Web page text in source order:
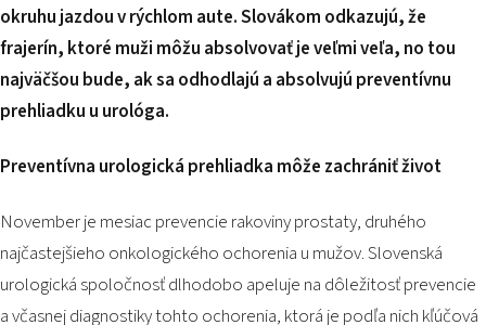
okruhu jazdou v rýchlom aute. Slovákom odkazujú, že
frajerín, ktoré muži môžu absolvovať je veľmi veľa, no tou
najväčšou bude, ak sa odhodlajú a absolvujú preventívnu
prehliadku u urológa.
Preventívna urologická prehliadka môže zachrániť život
November je mesiac prevencie rakoviny prostaty, druhého
najčastejšieho onkologického ochorenia u mužov. Slovenská
urologická spoločnosť dlhodobo apeluje na dôležitosť prevencie
a včasnej diagnostiky tohto ochorenia, ktorá je podľa nich kľúčová